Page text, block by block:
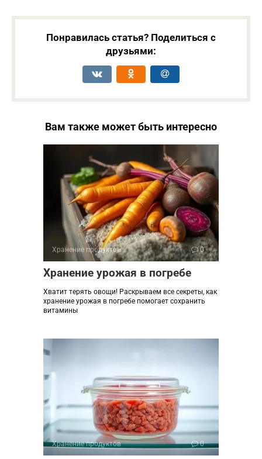
Понравилась статья? Поделиться с
друзьями:
Вам также может быть интересно
Хранение продуктов 0
Хранение урожая в погребе
Хватит терять овощи! Раскрываем все секреты, как
хранение урожая в погребе помогает сохранить
витамины
Хранение продуктов 0